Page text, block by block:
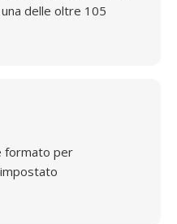
una delle oltre 105
formato per